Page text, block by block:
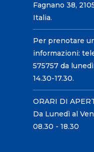
Fagnano 38,
Italia.
Per prenotare
informazioni:
575757 da
14.30-17.30.
ORARI DI
Da Lunedì al
08.30 - 18.30